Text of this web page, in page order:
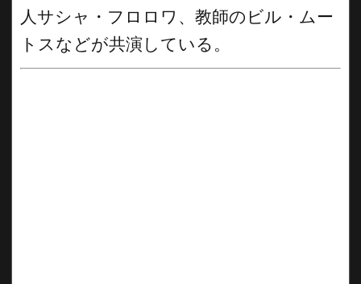
人サシャ・フロロワ、教師のビル・ムー
トスなどが共演している。